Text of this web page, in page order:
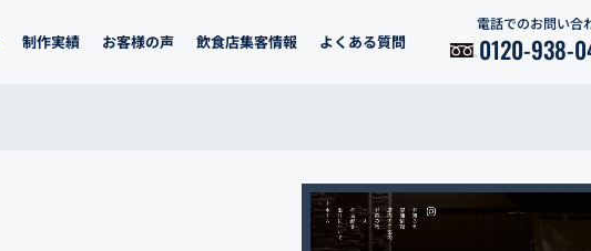
制作実績 お客様の声 飲食店集客情報 よくある質問
電話でのお問い合
0120-938-